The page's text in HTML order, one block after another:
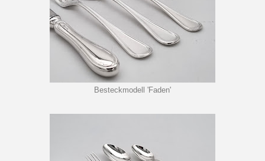
Besteckmodell 'Faden'